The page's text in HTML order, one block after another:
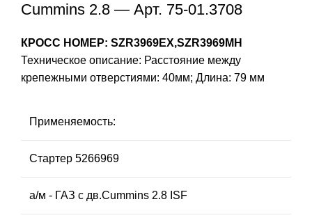
Cummins 2.8 — Арт. 75-01.3708
КРОСС НОМЕР: SZR3969EX,SZR3969MH
Техническое описание: Расстояние между
крепежными отверстиями: 40мм; Длина: 79 мм
Применяемость:
Стартер 5266969
а/м - ГАЗ с дв.Cummins 2.8 ISF